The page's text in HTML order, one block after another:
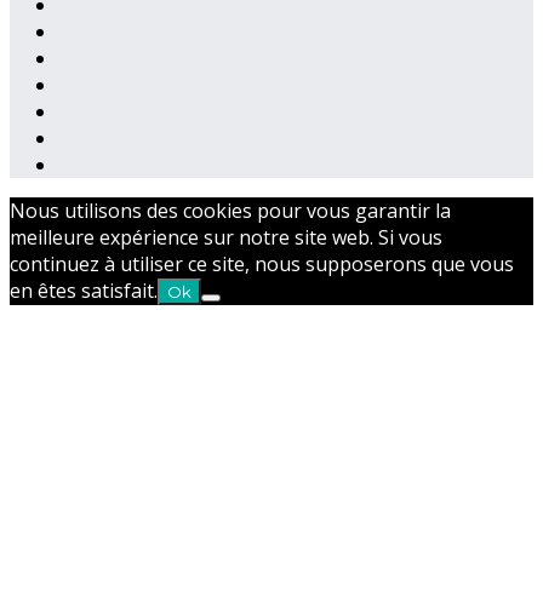
Nous utilisons des cookies pour vous garantir la
meilleure expérience sur notre site web. Si vous
continuez à utiliser ce site, nous supposerons que vous
en êtes satisfait.
Ok